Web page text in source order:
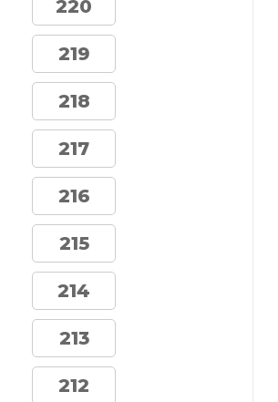
220
219
218
217
216
215
214
213
212